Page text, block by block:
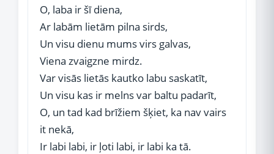
O, laba ir šī diena,
Ar labām lietām pilna sirds,
Un visu dienu mums virs galvas,
Viena zvaigzne mirdz.
Var visās lietās kautko labu saskatīt,
Un visu kas ir melns var baltu padarīt,
O, un tad kad brīžiem šķiet, ka nav vairs
it nekā,
Ir labi labi, ir ļoti labi, ir labi ka tā.